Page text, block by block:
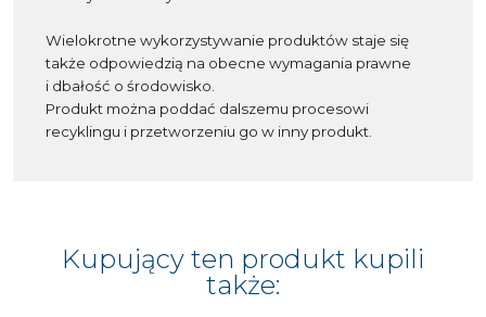
Wielokrotne wykorzystywanie produktów staje się
także odpowiedzią na obecne wymagania prawne
i dbałość o środowisko.
Produkt można poddać dalszemu procesowi
recyklingu i przetworzeniu go w inny produkt.
Kupujący ten produkt kupili
także: